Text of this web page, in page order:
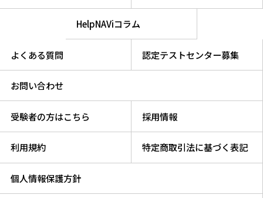
HelpNAViコラム
よくある質問 認定テストセンター募集
お問い合わせ
受験者の方はこちら 採用情報
利用規約 特定商取引法に基づく表記
個人情報保護方針